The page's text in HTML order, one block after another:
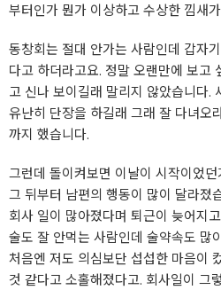
부터인가 뭔가 이상하고 수상한 낌새
동창회는 절대 안가는 사람인데 갑자
다고 하더라고요. 정말 오랜만에 보고
고 신나 보이길래 말리지 않았습니다.
유난히 단장을 하길래 그래 잘 다녀오
까지 했습니다.
그런데 돌이켜보면 이날이 시작이었던
그 뒤부터 남편의 행동이 많이 달라졌
회사 일이 많아졌다며 퇴근이 늦어지
술도 잘 안먹는 사람인데 술약속도 많
처음엔 저도 의심보단 섭섭한 마음이
것 같다고 소홀해졌다고. 회사일이 그